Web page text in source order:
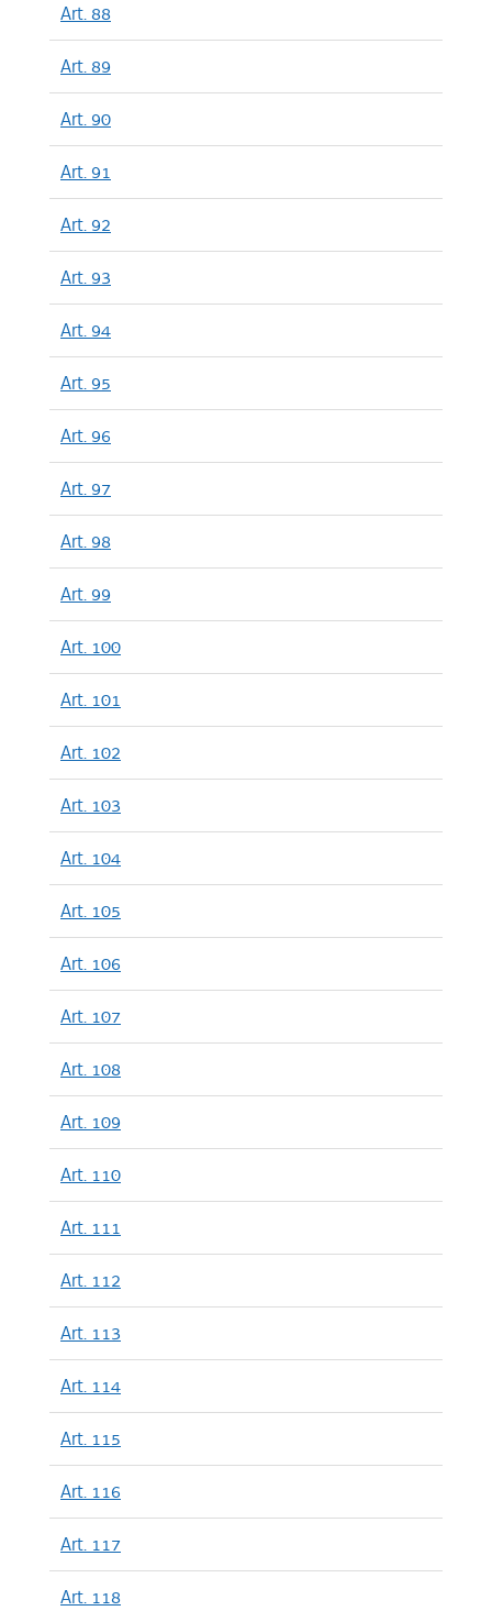
Art. 88
Art. 89
Art. 90
Art. 91
Art. 92
Art. 93
Art. 94
Art. 95
Art. 96
Art. 97
Art. 98
Art. 99
Art. 100
Art. 101
Art. 102
Art. 103
Art. 104
Art. 105
Art. 106
Art. 107
Art. 108
Art. 109
Art. 110
Art. 111
Art. 112
Art. 113
Art. 114
Art. 115
Art. 116
Art. 117
Art. 118